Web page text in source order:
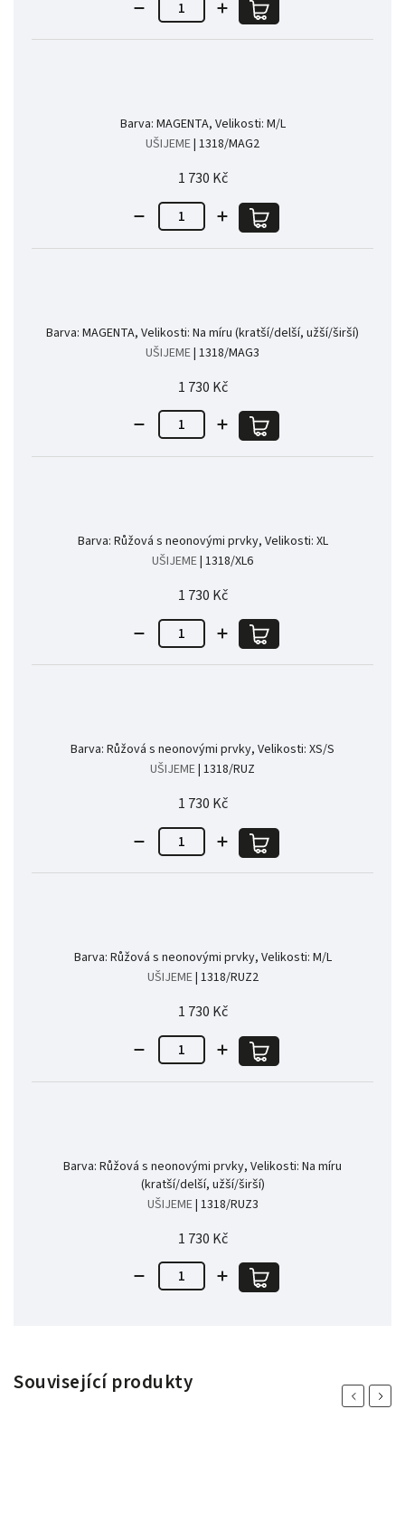
Barva: MAGENTA, Velikosti: M/L
UŠIJEME| 1318/MAG2
1 730 Kč
Barva: MAGENTA, Velikosti: Na míru (kratší/delší, užší/širší)
UŠIJEME| 1318/MAG3
1 730 Kč
Barva: Růžová s neonovými prvky, Velikosti: XL
UŠIJEME| 1318/XL6
1 730 Kč
Barva: Růžová s neonovými prvky, Velikosti: XS/S
UŠIJEME| 1318/RUZ
1 730 Kč
Barva: Růžová s neonovými prvky, Velikosti: M/L
UŠIJEME| 1318/RUZ2
1 730 Kč
Barva: Růžová s neonovými prvky, Velikosti: Na míru
(kratší/delší, užší/širší)
UŠIJEME| 1318/RUZ3
1 730 Kč
Související produkty
PreviousNext